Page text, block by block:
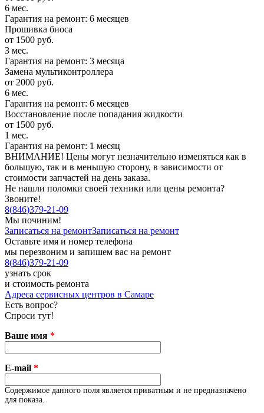
6 мес.
Гарантия на ремонт: 6 месяцев
Прошивка биоса
от 1500 руб.
3 мес.
Гарантия на ремонт: 3 месяца
Замена мультиконтроллера
от 2000 руб.
6 мес.
Гарантия на ремонт: 6 месяцев
Восстановление после попадания жидкости
от 1500 руб.
1 мес.
Гарантия на ремонт: 1 месяц
ВНИМАНИЕ! Цены могут незначительно изменяться как в
большую, так и в меньшую сторону, в зависимости от
стоимости запчастей на день заказа.
Не нашли поломки своей техники или цены ремонта?
Звоните!
8(846)379-21-09
Мы починим!
Записаться на ремонтЗаписаться на ремонт
Оставьте имя и номер телефона
мы перезвоним и запишем вас на ремонт
8(846)379-21-09
узнать срок
и стоимость ремонта
Адреса сервисных центров в Самаре
Есть вопрос?
Спроси тут!
Ваше имя *
E-mail *
Содержимое данного поля является приватным и не предназначено
для показа.